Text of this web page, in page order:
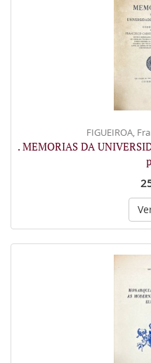
FIGUEIROA,
. MEMORIAS DA
p